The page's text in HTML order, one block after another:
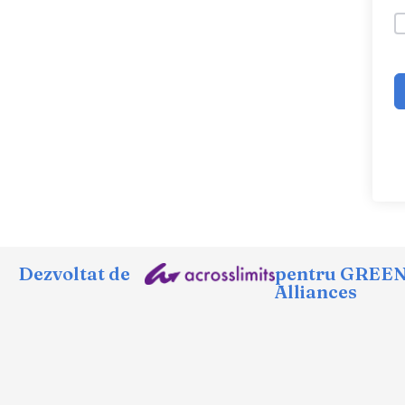
Dezvoltat de
pentru
Alliances